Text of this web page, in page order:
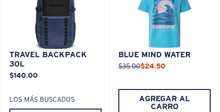
TRAVEL BACKPACK
30L
$140.00
LOS MÁS BUSCADOS
BLUE MIND WATER
$35.00$24.50
AGREGAR AL
CARRO